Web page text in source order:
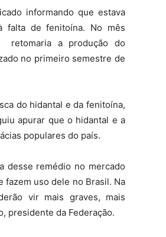
informando que estava
falta de fenitoína. No mês
retomaria a produção do
no primeiro semestre de
do hidantal e da fenitoína,
apurar que o hidantal e a
populares do país.
desse remédio no mercado
fazem uso dele no Brasil. Na
vir mais graves, mais
presidente da Federação.